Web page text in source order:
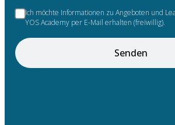
Ich möchte Informationen zu Angeboten und
YOS Academy per E-Mail erhalten (freiwillig).
Senden